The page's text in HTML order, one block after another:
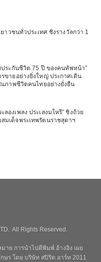
าวชนทั่วประเทศ ชิงรางวัลกว่า 1
ประกันชีวิต 75 ปี ของคนทัพหน้า”
ขายอย่างยิ่งใหญ่ ประกาศเดิน
ภาพชีวิตคนไทยอย่างยั่งยืน
องเพลง ประเลงมโหรี” ชิงถ้วย
มเด็จพระเทพรัตนราชสุดาฯ
All Rights Reserved.
ย การนำไปตีพิมพ์ อ้างอิง เผย
ร โดย บริษัท สปิริต อาร์ท 2011